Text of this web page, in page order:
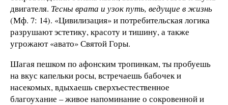
двигателя. Тесны врата и узок путь, ведущие в жизнь
(Мф. 7: 14). «Цивилизация» и потребительская логика
разрушают эстетику, красоту и тишину, а также
угрожают «авато» Святой Горы.
Шагая пешком по афонским тропинкам, ты пробуешь
на вкус капельки росы, встречаешь бабочек и
насекомых, вдыхаешь сверхъестественное
благоухание – живое напоминание о сокровенной и